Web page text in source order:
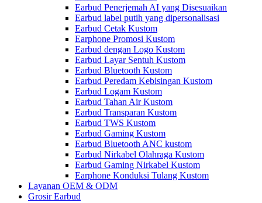
Earbud Penerjemah AI yang Disesuaikan
Earbud label putih yang dipersonalisasi
Earbud Cetak Kustom
Earphone Promosi Kustom
Earbud dengan Logo Kustom
Earbud Layar Sentuh Kustom
Earbud Bluetooth Kustom
Earbud Peredam Kebisingan Kustom
Earbud Logam Kustom
Earbud Tahan Air Kustom
Earbud Transparan Kustom
Earbud TWS Kustom
Earbud Gaming Kustom
Earbud Bluetooth ANC kustom
Earbud Nirkabel Olahraga Kustom
Earbud Gaming Nirkabel Kustom
Earphone Konduksi Tulang Kustom
Layanan OEM & ODM
Grosir Earbud